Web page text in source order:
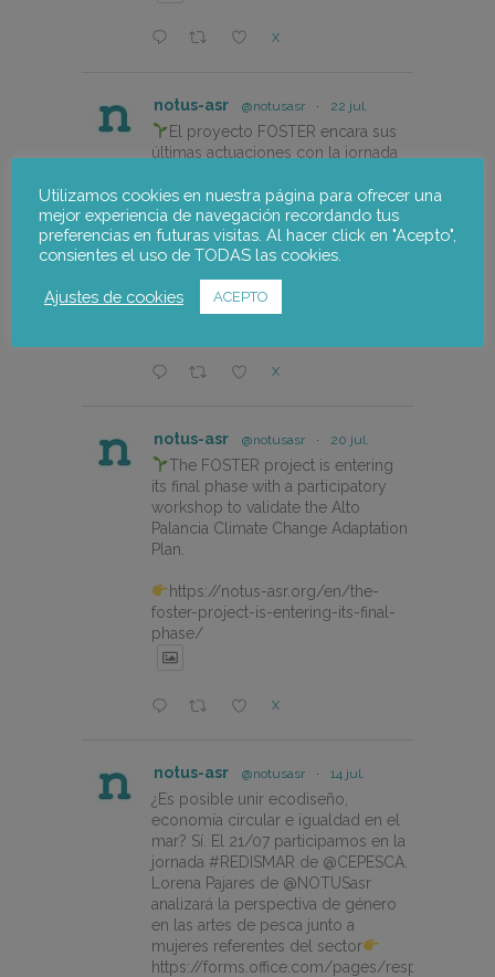
X
notus-asr @notusasr · 22 jul.
El proyecto FOSTER encara sus
últimas actuaciones con la jornada
de Adaptación al Cambio Climático
del Alto Palancia.
https://notus-asr.org/el-
proyecto-foster-encara-sus-
ultimas-actuaciones/
X
notus-asr @notusasr · 20 jul.
The FOSTER project is entering
its final phase with a participatory
workshop to validate the Alto
Palancia Climate Change Adaptation
Plan.
https://notus-asr.org/en/the-
foster-project-is-entering-its-final-
phase/
X
notus-asr @notusasr · 14 jul.
¿Es posible unir ecodiseño,
economía circular e igualdad en el
mar? Sí. El 21/07 participamos en la
jornada #REDISMAR de @CEPESCA.
Lorena Pajares de @NOTUSasr
analizará la perspectiva de género
en las artes de pesca junto a
mujeres referentes del sector
https://forms.office.com/pages/
Utilizamos cookies en nuestra página para ofrecer una
mejor experiencia de navegación recordando tus
preferencias en futuras visitas. Al hacer click en "Acepto",
consientes el uso de TODAS las cookies.
Ajustes de cookies ACEPTO